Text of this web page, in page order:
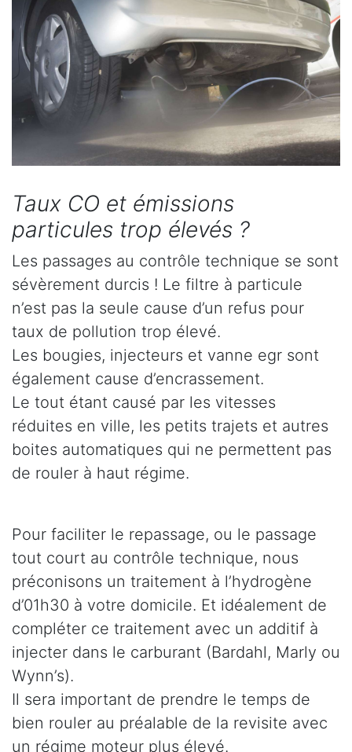
Taux CO et émissions
particules trop élevés ?
Les passages au contrôle technique se sont
sévèrement durcis ! Le filtre à particule
n’est pas la seule cause d’un refus pour
taux de pollution trop élevé.
Les bougies, injecteurs et vanne egr sont
également cause d’encrassement.
Le tout étant causé par les vitesses
réduites en ville, les petits trajets et autres
boites automatiques qui ne permettent pas
de rouler à haut régime.
Pour faciliter le repassage, ou le passage
tout court au contrôle technique, nous
préconisons un traitement à l’hydrogène
d’01h30 à votre domicile. Et idéalement de
compléter ce traitement avec un additif à
injecter dans le carburant (Bardahl, Marly ou
Wynn’s).
Il sera important de prendre le temps de
bien rouler au préalable de la revisite avec
un régime moteur plus élevé.